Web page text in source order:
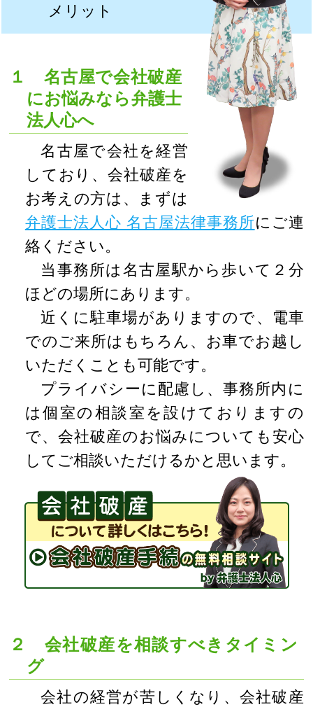
メリット
１ 名古屋で会社破産
にお悩みなら弁護士
法人心へ
名古屋で会社を経営
しており、会社破産を
お考えの方は、まずは
弁護士法人心 名古屋法律事務所にご連
絡ください。
当事務所は名古屋駅から歩いて２分
ほどの場所にあります。
近くに駐車場がありますので、電車
でのご来所はもちろん、お車でお越し
いただくことも可能です。
プライバシーに配慮し、事務所内に
は個室の相談室を設けておりますの
で、会社破産のお悩みについても安心
してご相談いただけるかと思います。
２ 会社破産を相談すべきタイミン
グ
会社の経営が苦しくなり、会社破産